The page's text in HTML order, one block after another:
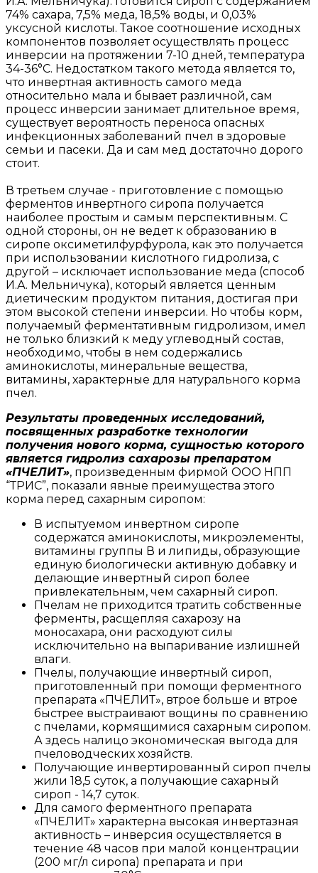
74% сахара, 7,5% меда, 18,5% воды, и 0,03%
уксусной кислоты. Такое соотношение исходных
компонентов позволяет осуществлять процесс
инверсии на протяжении 7-10 дней, температура
34-36°С. Недостатком такого метода является то,
что инвертная активность самого меда
относительно мала и бывает различной, сам
процесс инверсии занимает длительное время,
существует вероятность переноса опасных
инфекционных заболеваний пчел в здоровые
семьи и пасеки. Да и сам мед достаточно дорого
стоит.
В третьем случае - приготовление с помощью
ферментов инвертного сиропа получается
наиболее простым и самым перспективным. С
одной стороны, он не ведет к образованию в
сиропе оксиметилфурфурола, как это получается
при использовании кислотного гидролиза, с
другой – исключает использование меда (способ
И.А. Мельничука), который является ценным
диетическим продуктом питания, достигая при
этом высокой степени инверсии. Но чтобы корм,
получаемый ферментативным гидролизом, имел
не только близкий к меду углеводный состав,
необходимо, чтобы в нем содержались
аминокислоты, минеральные вещества,
витамины, характерные для натурального корма
пчел.
Результаты проведенных исследований,
посвященных разработке технологии
получения нового корма, сущностью которого
является гидролиз сахарозы препаратом
«ПЧЕЛИТ», произведенным фирмой ООО НПП
“ТРИС”, показали явные преимущества этого
корма перед сахарным сиропом:
В испытуемом инвертном сиропе
содержатся аминокислоты, микроэлементы,
витамины группы В и липиды, образующие
единую биологически активную добавку и
делающие инвертный сироп более
привлекательным, чем сахарный сироп.
Пчелам не приходится тратить собственные
ферменты, расщепляя сахарозу на
моносахара, они расходуют силы
исключительно на выпаривание излишней
влаги.
Пчелы, получающие инвертный сироп,
приготовленный при помощи ферментного
препарата «ПЧЕЛИТ», втрое больше и втрое
быстрее выстраивают вощины по сравнению
с пчелами, кормящимися сахарным сиропом.
А здесь налицо экономическая выгода для
пчеловодческих хозяйств.
Получающие инвертированный сироп пчелы
жили 18,5 суток, а получающие сахарный
сироп - 14,7 суток.
Для самого ферментного препарата
«ПЧЕЛИТ» характерна высокая инвертазная
активность – инверсия осуществляется в
течение 48 часов при малой концентрации
(200 мг/л сиропа) препарата и при